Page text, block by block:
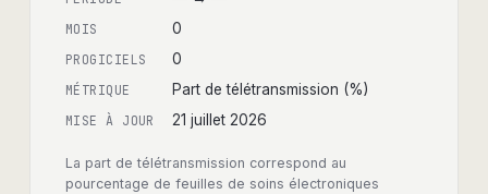
MOIS 0
PROGICIELS 0
MÉTRIQUE Part de télétransmission (%)
MISE À JOUR 21 juillet 2026
La part de télétransmission correspond au
pourcentage de feuilles de soins électroniques